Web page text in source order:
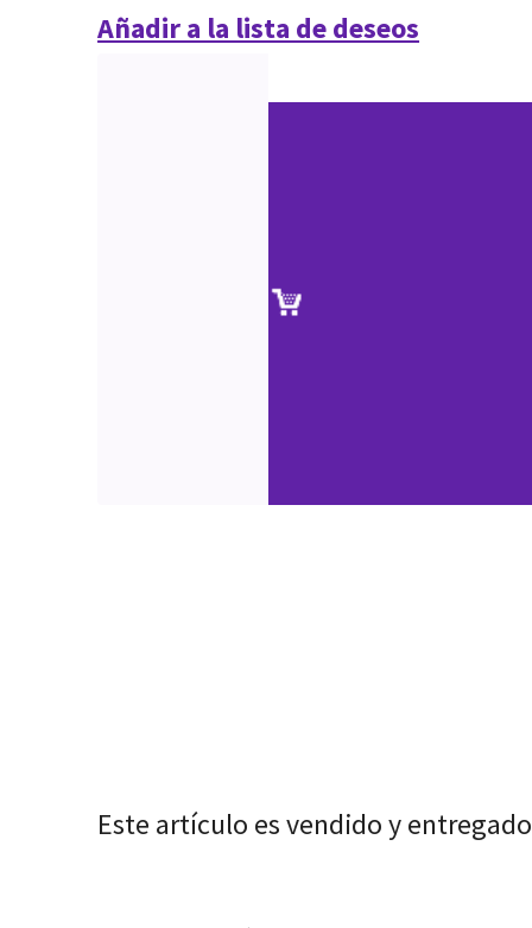
Añadir a la lista de deseos
Este artículo es vendido y